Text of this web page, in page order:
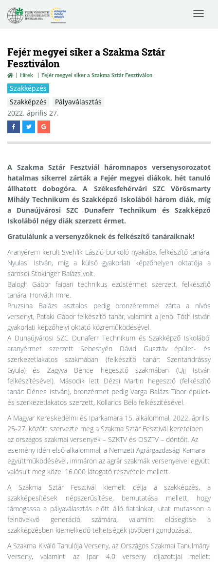
Toggle
Fejér megyei siker a Szakma Sztár
Fesztiválon
Hírek Fejér megyei siker a Szakma Sztár Fesztiválon
Szakképzés
Szakképzés
Pályaválasztás
2022. április 27.
A Szakma Sztár Fesztviál háromnapos versenysorozatot
hatalmas sikerrel zárták a Fejér megyei diákok, hét tanuló
állhatott dobogóra. A Székesfehérvári SZC Vörösmarty
Mihály Technikum és Szakképző Iskolából három diák, míg
a Dunaújvárosi SZC Dunaferr Technikum és Szakképző
Iskolából négy diák szerzett érmet.
Gratulálunk a versenyzőknek és felkészítő tanáraiknak!
Aranyérem került Svehlik László burkoló nyakába, felkészítő tanára:
Nyulasi István, míg a külső gyakorlati képzőhelyen oktatója a
sárosdi Stokinger Balázs volt.
Balogh Gábor faipari technikus ezüstérmet szerzett, felkészítő
tanára: Horváth Imre.
Pruzsina Balázs asztalos pedig bronzéremmel zárta a nívós
versenyt, Pataki Gábor felkészítő tanár, valamint a jenői Tóth István
gyakorlati képzőhelyi oktató közreműködésével.
A Dunaújvárosi SZC Dunaferr Technikum és Szakképző Iskolából
aranyérmet szerzett Sebestyén Dávid Gusztáv épület- és
szerkezetlakatos szakmában (felkészítő tanár: Szentandrássy
Gyula) és Zagyva Bence hegesztő szakmában (Ujj István
felkészítésével). Második lett Dézsi Martin hegesztő (felkészítő
tanár: Dénes István), bronzérmet pedig Varga Balázs Tibor épület-
és szerkezetlakatos szerzett, Kollarics Béla felkészítésével.
A Magyar Kereskedelmi és Iparkamara 15. alkalommal, 2022. április
25-27. között szervezte meg a Szakma Sztár Fesztivál kereteiben
az országos szakmai versenyek – SZKTV és OSZTV – döntőit. Az
esemény idén első alkalommal, a Nemzeti Agrárgazdasági Kamara
együttműködésével, immáron az agrár szakmák versenyeivel együtt
valósult meg közel 16.000 látogató részvétele mellett.
A Szakma Sztár Fesztivál kiemelt célja a szakképzés, a
szakképesítések népszerűsítése, bemutatása mellett, hogy
támogassa a pályaválasztás előtt álló fiatalokat, utat mutasson a
felnövekvő generáció számára, valamint elősegítse a
szakképzésben kiemelkedő tehetségek jövőbeni gondozását.
A Szakma Kiváló Tanulója Verseny, az Országos Szakmai Tanulmányi
Verseny, valamint az Ipar 4.0 verseny díjazottjai mellett